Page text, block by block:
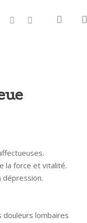
facebookinstagram search
:
la force et vitalité.
douleurs lombaires